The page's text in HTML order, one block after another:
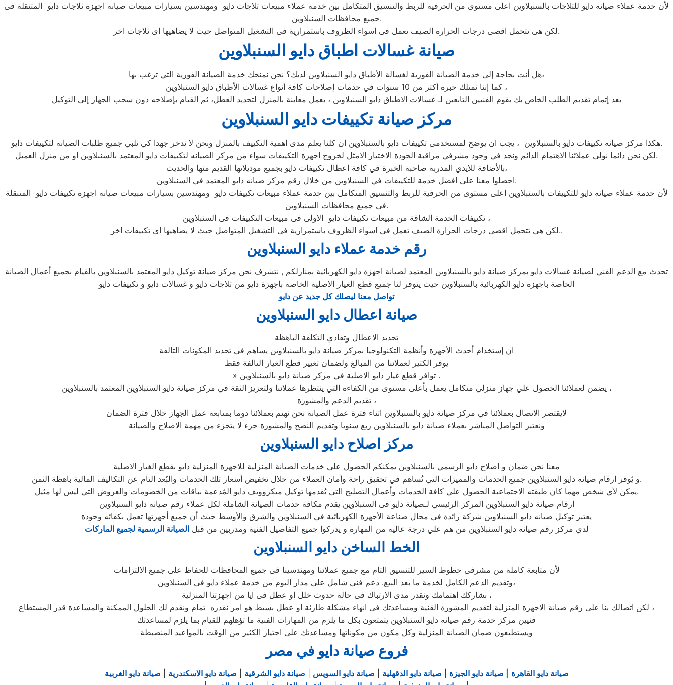
لأن خدمة عملاء صيانه دايو للثلاجات بالسنبلاوين اعلى مستوى من الحرفية للربط والتنسيق المتكامل بين خدمة عملاء مبيعات ثلاجات دايو ومهندسين بسيارات مبيعات صيانه اجهزة ثلاجات دايو المتنقلة فى
جميع محافظات السنبلاوين.
لكن هى تتحمل اقصى درجات الحرارة الصيف تعمل فى اسواء الظروف باستمرارية فى التشغيل المتواصل حيث لا يضاهيها اى ثلاجات اخر.
صيانة غسالات اطباق دايو السنبلاوين
هل أنت بحاجة إلى خدمة الصيانة الفورية لغسالة الأطباق دايو السنبلاوين لديك؟ نحن نمنحك خدمة الصيانة الفورية التي ترغب بها،
كما إننا نمتلك خبرة أكثر من 10 سنوات في خدمات إصلاحات كافة أنواع غسالات الأطباق دايو السنبلاوين ،
بعد إتمام تقديم الطلب الخاص بك يقوم الفنيين التابعين لـ غسالات الاطباق دايو السنبلاوين ، بعمل معاينة بالمنزل لتحديد العطل، ثم القيام بإصلاحه دون سحب الجهاز إلى التوكيل
مركز صيانة تكييفات دايو السنبلاوين
هكذا مركز صيانه تكييفات دايو بالسنبلاوين ، يجب ان يوضح لمستخدمى تكييفات دايو بالسنبلاوين ان كلنا يعلم مدى اهمية التكييف بالمنزل ونحن لا ندخر جهدا كي نلبي جميع طلبات الصيانه لتكييفات دايو.
لكن نحن دائما نولي عملائنا الاهتمام الدائم ونجد في وجود مشرفي مراقبة الجودة الاختيار الامثل لخروج اجهزة التكييفات سواء من مركز الصيانه لتكييفات دايو المعتمد بالسنبلاوين او من منزل العميل.
بالأضافة للايدي المدربة صاحبة الخبرة في كافة اعطال تكييفات دايو بجميع موديلاتها القديم منها والحديث،
احصلوا معنا على افضل خدمة للتكييفات في السنبلاوين من خلال رقم مركز صيانه دايو المعتمد في السنبلاوين.
لأن خدمة عملاء صيانه دايو للتكييفات بالسنبلاوين اعلى مستوى من الحرفية للربط والتنسيق المتكامل بين خدمة عملاء مبيعات تكييفات دايو ومهندسين بسيارات مبيعات صيانه اجهزة تكييفات دايو المتنقلة
فى جميع محافظات السنبلاوين.
تكييفات الخدمة الشاقة من مبيعات تكييفات دايو الاولى فى مبيعات التكييفات فى السنبلاوين ،
لكن هى تتحمل اقصى درجات الحرارة الصيف تعمل فى اسواء الظروف باستمرارية فى التشغيل المتواصل حيث لا يضاهيها اى تكييفات اخر..
رقم خدمة عملاء دايو السنبلاوين
تحدث مع الدعم الفني لصيانة غسالات دايو بمركز صيانة دايو بالسنبلاوين المعتمد لصيانة اجهزة دايو الكهربائية بمنازلكم , نتشرف نحن مركز صيانة توكيل دايو المعتمد بالسنبلاوين بالقيام بجميع أعمال الصيانة
الخاصة باجهزة دايو الكهربائية بالسنبلاوين حيث يتوفر لنا جميع قطع الغيار الاصلية الخاصة باجهزة دايو من ثلاجات دايو و غسالات دايو و تكييفات دايو
تواصل معنا ليصلك كل جديد عن دايو
صيانة اعطال دايو السنبلاوين
تحديد الاعطال وتفادي التكلفة الباهظة
ان إستخدام أحدث الأجهزة وأنظمة التكنولوجيا بمركز صيانة دايو بالسنبلاوين يساهم في تحديد المكونات التالفة
يوفر الكثير لعملائنا من المبالغ ولضمان تغيير قطع الغيار التالفة فقط
» توافر قطع غيار دايو الاصلية في مركز صيانة دايو بالسنبلاوين .
يضمن لعملائنا الحصول علي جهاز منزلي متكامل يعمل بأعلى مستوى من الكفاءة التي ينتظرها عملائنا ولتعزيز الثقة في مركز صيانة دايو السنبلاوين المعتمد بالسنبلاوين ،
تقديم الدعم والمشورة ،
لايقتصر الاتصال بعملائنا في مركز صيانة دايو بالسنبلاوين اثناء فترة عمل الصيانة نحن نهتم بعملائنا دوما بمتابعة عمل الجهاز خلال فترة الضمان
ونعتبر التواصل المباشر بعملاء صيانة دايو بالسنبلاوين ربع سنويا وتقديم النصح والمشورة جزء لا يتجزء من مهمة الاصلاح والصيانة
مركز اصلاح دايو السنبلاوين
معنا نحن ضمان و اصلاح دايو الرسمي بالسنبلاوين يمكنكم الحصول علي خدمات الصيانة المنزلية للاجهزة المنزلية دايو بقطع الغيار الاصلية
و يُوفر ارقام صيانه دايو السنبلاوين جميع الخدمات والمميزات التي تُساهم في تحقيق راحة وأمان العملاء من خلال تخفيض أسعار تلك الخدمات والبُعد التام عن التكاليف المالية باهظة الثمن.
يمكن لأي شخص مهما كان طبقته الاجتماعية الحصول علي كافة الخدمات وأعمال التصليح التي يُقدمها توكيل ميكروويف دايو المُدعمة بباقات من الخصومات والعروض التي ليس لها مثيل.
ارقام صيانة دايو السنبلاوين المركز الرئيسي لـصيانة دايو فى السنبلاوين يقدم مكافة خدمات الصيانة الشاملة لكل عملاء رقم صيانه دايو السنبلاوين
يعتبر توكيل صيانه دايو السنبلاوين شركة رائدة في مجال صناعة الأجهزة الكهربائية في السنبلاوين والشرق والأوسط حيث أن جميع أجهزتها تعمل بكفائه وجودة
لدي مركز رقم صيانه دايو السنبلاوين من هم علي درجة عاليه من المهارة و يدركوا جميع التفاصيل الفنية ومدربين من قبلالصيانة الرسمية لجميع الماركات
الخط الساخن دايو السنبلاوين
لأن متابعة كاملة من مشرفى خطوط السير للتنسيق التام مع جميع عملائنا ومهندسينا فى جميع المحافظات للحفاظ على جميع الالتزامات
وتقديم الدعم الكامل لخدمة ما بعد البيع. دعم فنى شامل على مدار اليوم من خدمة عملاء دايو فى السنبلاوين،
نشاركك اهتمامك ونقدر مدى الارتباك فى حالة حدوث خلل او عطل فى ايا من اجهزتنا المنزلية ،
لكن اتصالك بنا على رقم صيانة الاجهزة المنزلية لتقديم المشورة القنية ومساعدتك فى انهاء مشكلة طارئة او عطل بسيط هو امر نقدره تمام ونقدم لك الحلول الممكنة والمساعدة قدر المستطاع ،
فنيين مركز خدمة رقم صيانه دايو السنبلاوين يتمتعون بكل ما يلزم من المهارات الفنية ما تؤهلهم للقيام بما يلزم لمساعدتك
ويستطيعون ضمان الصيانة المنزلية وكل مكون من مكوناتها ومساعدتك على اجتياز الكثير من الوقت بالمواعيد المنضبطة
فروع صيانة دايو في مصر
صيانة دايو القاهرة | صيانة دايو الجيزة صيانة دايو الدقهلية صيانة دايو السويس صيانة دايو الشرقية صيانة دايو الاسكندرية
صيانة دايو الغربية